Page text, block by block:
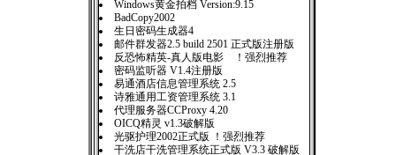
Windows黄金拍档 Version:9.15
BadCopy2002
生日密码生成器4
邮件群发器2.5 build 2501 正式版注册版
反恐怖精英-真人版电影 ！强烈推荐
密码监听器 V1.4注册版
易通酒店信息管理系统 2.5
诗雅通用工资管理系统 3.1
代理服务器CCProxy 4.20
OICQ精灵 v1.3破解版
光驱护理2002正式版 ！强烈推荐
干洗店干洗管理系统正式版 V3.3 破解版